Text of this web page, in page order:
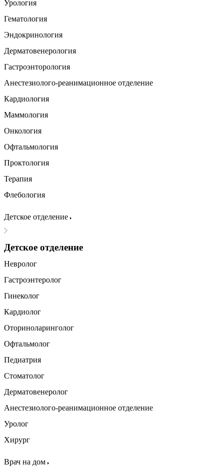
Урология
Гематология
Эндокринология
Дерматовенерология
Гастроэнторология
Анестезиолого-реанимационное отделение
Кардиология
Маммология
Онкология
Офтальмология
Проктология
Терапия
Флебология
Детское отделение
Детское отделение
Невролог
Гастроэнтеролог
Гинеколог
Кардиолог
Оториноларинголог
Офтальмолог
Педиатрия
Стоматолог
Дерматовенеролог
Анестезиолого-реанимационное отделение
Уролог
Хирург
Врач на дом